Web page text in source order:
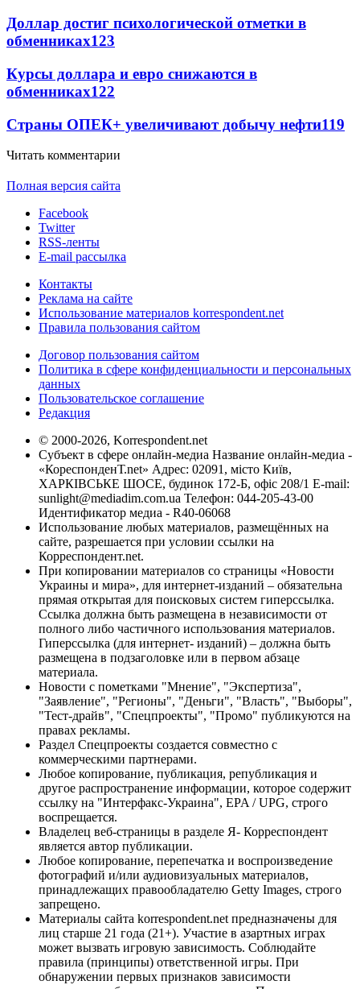
Доллар достиг психологической отметки в
обменниках123
Курсы доллара и евро снижаются в
обменниках122
Страны ОПЕК+ увеличивают добычу нефти119
Читать комментарии
Полная версия сайта
Facebook
Twitter
RSS-ленты
E-mail рассылка
Контакты
Реклама на сайте
Использование материалов korrespondent.net
Правила пользования сайтом
Договор пользования сайтом
Политика в сфере конфиденциальности и персональных
данных
Пользовательское соглашение
Редакция
© 2000-2026, Korrespondent.net
Субъект в сфере онлайн-медиа Название онлайн-медиа -
«КореспонденТ.net» Адрес: 02091, місто Київ,
ХАРКІВСЬКЕ ШОСЕ, будинок 172-Б, офіс 208/1 E-mail:
sunlight@mediadim.com.ua Телефон: 044-205-43-00
Идентификатор медиа - R40-06068
Использование любых материалов, размещённых на
сайте, разрешается при условии ссылки на
Корреспондент.net.
При копировании материалов со страницы «Новости
Украины и мира», для интернет-изданий – обязательна
прямая открытая для поисковых систем гиперссылка.
Ссылка должна быть размещена в независимости от
полного либо частичного использования материалов.
Гиперссылка (для интернет- изданий) – должна быть
размещена в подзаголовке или в первом абзаце
материала.
Новости с пометками "Мнение", "Экспертиза",
"Заявление", "Регионы", "Деньги", "Власть", "Выборы",
"Тест-драйв", "Спецпроекты", "Промо" публикуются на
правах рекламы.
Раздел Спецпроекты создается совместно с
коммерческими партнерами.
Любое копирование, публикация, републикация и
другое распространение информации, которое содержит
ссылку на "Интерфакс-Украина", EPA / UPG, строго
воспрещается.
Владелец веб-страницы в разделе Я- Корреспондент
является автор публикации.
Любое копирование, перепечатка и воспроизведение
фотографий и/или аудиовизуальных материалов,
принадлежащих правообладателю Getty Images, строго
запрещено.
Материалы сайта korrespondent.net предназначены для
лиц старше 21 года (21+). Участие в азартных играх
может вызвать игровую зависимость. Соблюдайте
правила (принципы) ответственной игры. При
обнаружении первых признаков зависимости